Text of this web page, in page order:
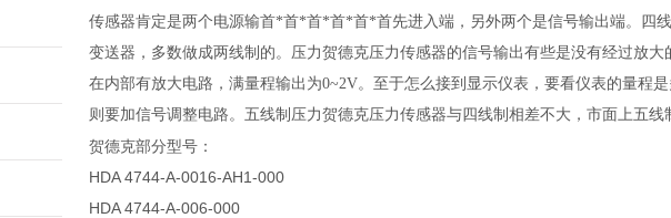
传感器肯定是两个电源输首*首*首*首*首*首先进入端，另外两个是信号输出端。四
变送器，多数做成两线制的。压力贺德克压力传感器的信号输出有些是没有经过放
在内部有放大电路，满量程输出为0~2V。至于怎么接到显示仪表，要看仪表的量程
则要加信号调整电路。五线制压力贺德克压力传感器与四线制相差不大，市面上五
贺德克部分型号：
HDA 4744-A-0016-AH1-000
HDA 4744-A-006-000